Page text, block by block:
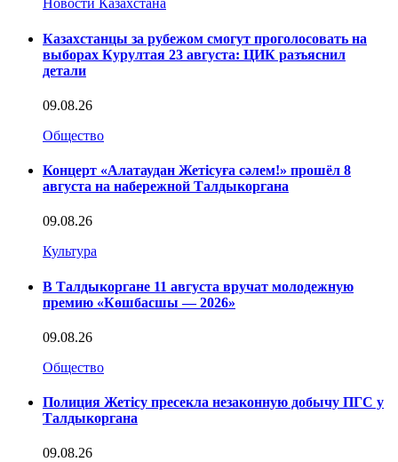
Новости Казахстана
Казахстанцы за рубежом смогут проголосовать на
выборах Курултая 23 августа: ЦИК разъяснил
детали
09.08.26
Общество
Концерт «Алатаудан Жетісуға сәлем!» прошёл 8
августа на набережной Талдыкоргана
09.08.26
Культура
В Талдыкоргане 11 августа вручат молодежную
премию «Көшбасшы — 2026»
09.08.26
Общество
Полиция Жетісу пресекла незаконную добычу ПГС у
Талдыкоргана
09.08.26